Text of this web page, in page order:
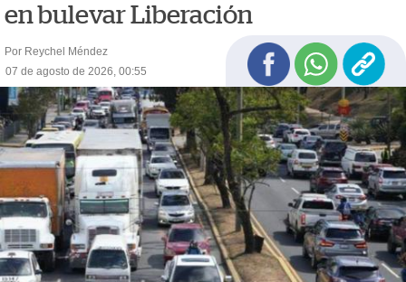
en bulevar Liberación
Por Reychel Méndez
07 de agosto de 2026, 00:55